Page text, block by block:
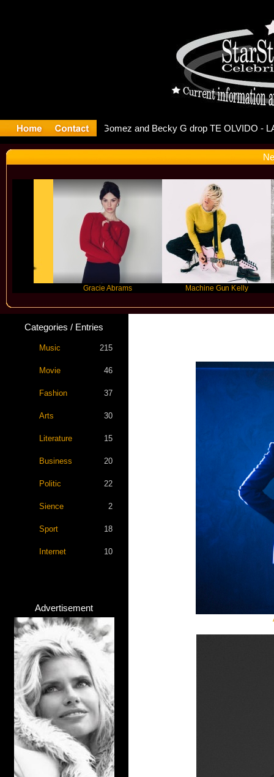
Gracie Abrams Machine Gun Kelly
Categories / Entries
Music 215
Movie 46
Fashion 37
Arts 30
Literature 15
Business 20
Politic 22
Sience 2
Sport 18
Internet 10
Advertisement